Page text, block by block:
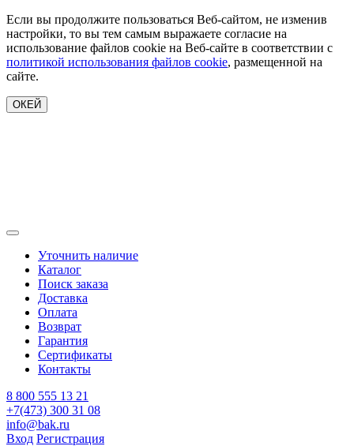
Если вы продолжите пользоваться Веб-сайтом, не изменив
настройки, то вы тем самым выражаете согласие на
использование файлов cookie на Веб-сайте в соответствии с
политикой использования файлов cookie, размещенной на
сайте.
ОКЕЙ
Уточнить наличие
Каталог
Поиск заказа
Доставка
Оплата
Возврат
Гарантия
Сертификаты
Контакты
8 800 555 13 21
+7(473) 300 31 08
info@bak.ru
Вход Регистрация